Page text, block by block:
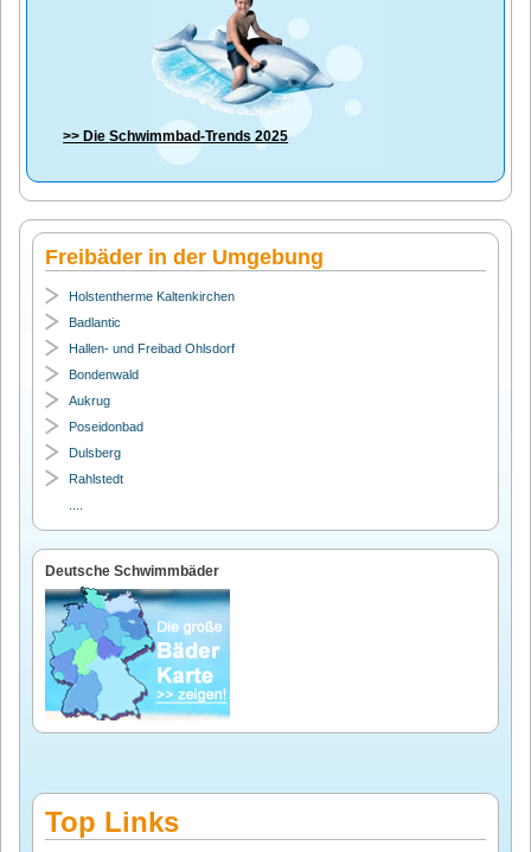
>> DieSchwimmbad-Trends 2025
Freibäder in der Umgebung
Holstentherme Kaltenkirchen
Badlantic
Hallen- und Freibad Ohlsdorf
Bondenwald
Aukrug
Poseidonbad
Dulsberg
Rahlstedt
Deutsche Schwimmbäder
Top Links